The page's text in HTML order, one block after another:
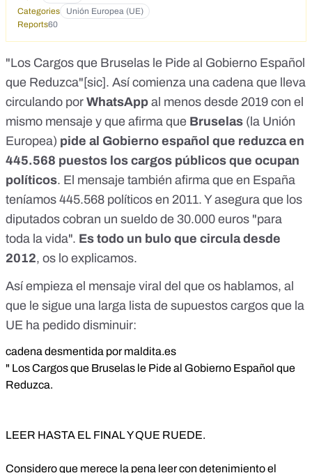
Categories
Unión Europea (UE)
Reports60
"Los Cargos que Bruselas le Pide al Gobierno Español
que Reduzca"[sic]. Así comienza una cadena que lleva
circulando por WhatsApp al menos desde 2019 con el
mismo mensaje y que afirma que Bruselas (la Unión
Europea) pide al Gobierno español que reduzca en
445.568 puestos los cargos públicos que ocupan
políticos. El mensaje también afirma que en España
teníamos 445.568 políticos en 2011. Y asegura que los
diputados cobran un sueldo de 30.000 euros "para
toda la vida". Es todo un bulo que circula desde
2012, os lo explicamos.
Así empieza el mensaje viral del que os hablamos, al
que le sigue una larga lista de supuestos cargos que la
UE ha pedido disminuir:
cadena desmentida por maldita.es
" Los Cargos que Bruselas le Pide al Gobierno Español que
Reduzca.
LEER HASTA EL FINAL Y QUE RUEDE.
Considero que merece la pena leer con detenimiento el